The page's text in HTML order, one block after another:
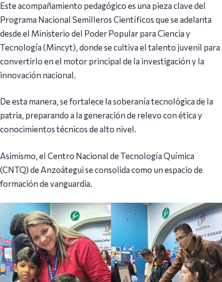
Este acompañamiento pedagógico es una pieza clave del
Programa Nacional Semilleros Científicos que se adelanta
desde el Ministerio del Poder Popular para Ciencia y
Tecnología (Mincyt), donde se cultiva el talento juvenil para
convertirlo en el motor principal de la investigación y la
innovación nacional.
De esta manera, se fortalece la soberanía tecnológica de la
patria, preparando a la generación de relevo con ética y
conocimientos técnicos de alto nivel.
Asimismo, el Centro Nacional de Tecnología Química
(CNTQ) de Anzoátegui se consolida como un espacio de
formación de vanguardia.